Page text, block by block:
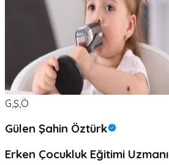
G,Ş,Ö
Gülen Şahin Öztürk
Erken Çocukluk Eğitimi Uzmanı